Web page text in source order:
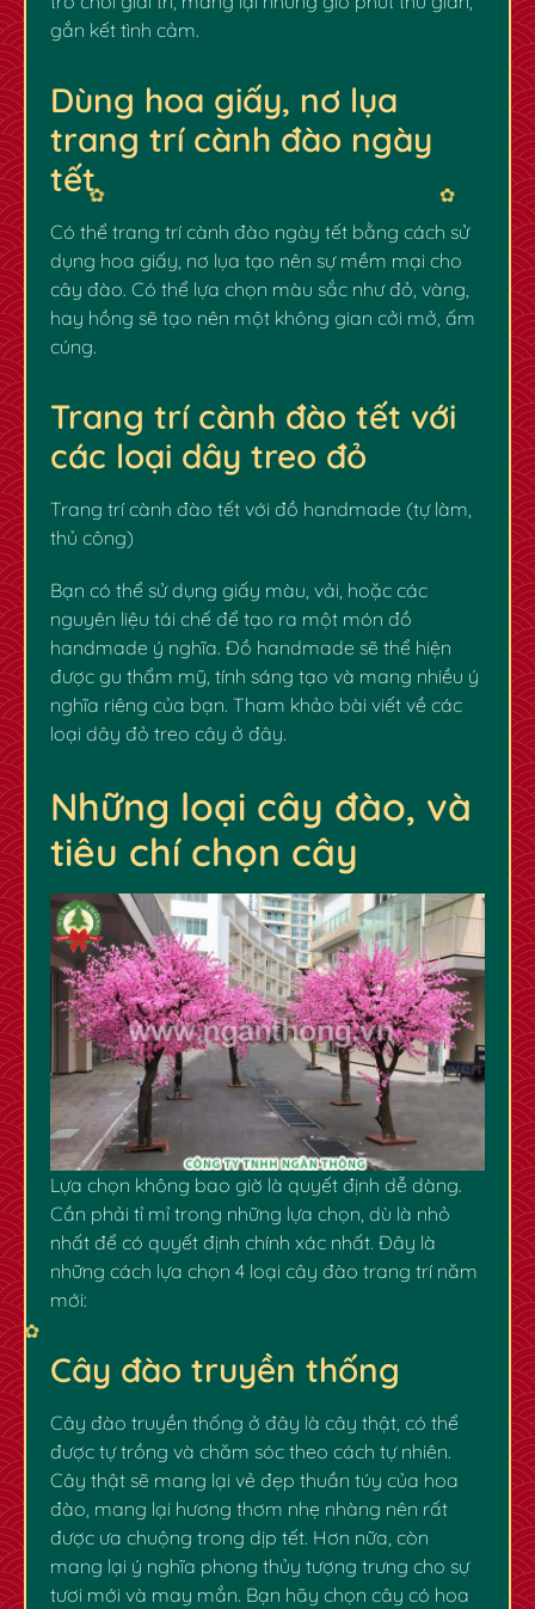
gắn kết tình cảm.
Dùng hoa giấy, nơ lụa
trang trí cành đào ngày
tết
Có thể trang trí cành đào ngày tết bằng cách sử
dụng hoa giấy, nơ lụa tạo nên sự mềm mại cho
cây đào. Có thể lựa chọn màu sắc như đỏ, vàng,
hay hồng sẽ tạo nên một không gian cởi mở, ấm
cúng.
Trang trí cành đào tết với
các loại dây treo đỏ
Trang trí cành đào tết với đồ handmade (tự làm,
thủ công)
Bạn có thể sử dụng giấy màu, vải, hoặc các
nguyên liệu tái chế để tạo ra một món đồ
handmade ý nghĩa. Đồ handmade sẽ thể hiện
được gu thẩm mỹ, tính sáng tạo và mang nhiều ý
nghĩa riêng của bạn. Tham khảo bài viết về các
loại dây đỏ treo cây ở đây.
Những loại cây đào, và
tiêu chí chọn cây
Lựa chọn không bao giờ là quyết định dễ dàng.
Cần phải tỉ mỉ trong những lựa chọn, dù là nhỏ
nhất để có quyết định chính xác nhất. Đây là
những cách lựa chọn 4 loại cây đào trang trí năm
mới:
Cây đào truyền thống
Cây đào truyền thống ở đây là cây thật, có thể
được tự trồng và chăm sóc theo cách tự nhiên.
Cây thật sẽ mang lại vẻ đẹp thuần túy của hoa
đào, mang lại hương thơm nhẹ nhàng nên rất
được ưa chuộng trong dịp tết. Hơn nữa, còn
mang lại ý nghĩa phong thủy tượng trưng cho sự
tươi mới và may mắn. Bạn hãy chọn cây có hoa
✿
✿
✿